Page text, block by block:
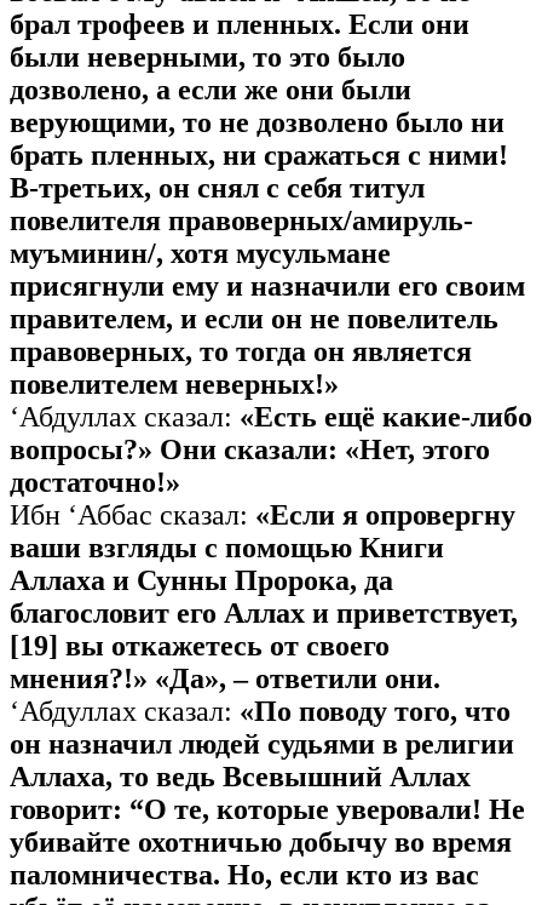
брал трофеев и пленных. Если они
были неверными, то это было
дозволено, а если же они были
верующими, то не дозволено было ни
брать пленных, ни сражаться с ними!
В-третьих, он снял с себя титул
повелителя правоверных/амируль-
муъминин/, хотя мусульмане
присягнули ему и назначили его своим
правителем, и если он не повелитель
правоверных, то тогда он является
повелителем неверных!»
‘Абдуллах сказал: «Есть ещё какие-либо
вопросы?» Они сказали: «Нет, этого
достаточно!»
Ибн ‘Аббас сказал: «Если я опровергну
ваши взгляды с помощью Книги
Аллаха и Сунны Пророка, да
благословит его Аллах и приветствует,
[19] вы откажетесь от своего
мнения?!» «Да», – ответили они.
‘Абдуллах сказал: «По поводу того, что
он назначил людей судьями в религии
Аллаха, то ведь Всевышний Аллах
говорит: “О те, которые уверовали! Не
убивайте охотничью добычу во время
паломничества. Но, если кто из вас